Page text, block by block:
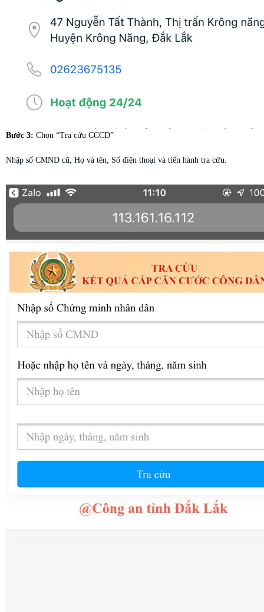
Bước 3: Chọn “Tra cứu CCCD”
Nhập số CMND cũ, Họ và tên, Số điện thoại và tiến hành tra cứu.